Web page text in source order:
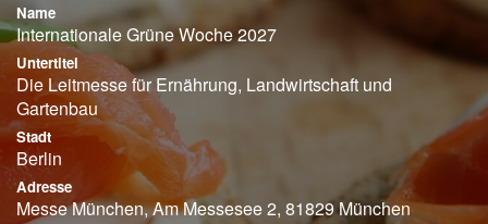
Name
Internationale Grüne Woche 2027
Untertitel
Die Leitmesse für Ernährung, Landwirtschaft und
Gartenbau
Stadt
Berlin
Adresse
Messe München, Am Messesee 2, 81829 München